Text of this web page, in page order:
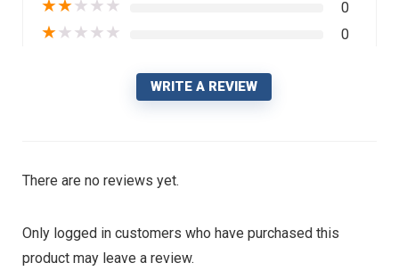
★★★★★ 0
★★★★★ 0
WRITE A REVIEW
There are no reviews yet.
Only logged in customers who have purchased this
product may leave a review.